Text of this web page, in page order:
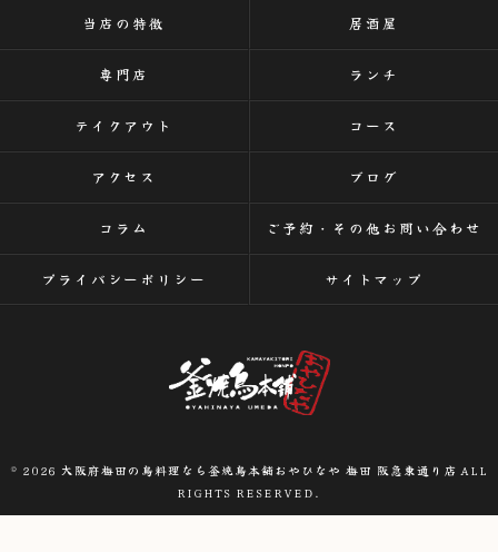
当店の特徴 居酒屋
専門店 ランチ
テイクアウト コース
アクセス ブログ
コラム ご予約・その他お問い合わせ
プライバシーポリシー サイトマップ
© 2026 大阪府梅田の鳥料理なら釜焼鳥本舗おやひなや 梅田 阪急東通り店 ALL
RIGHTS RESERVED.